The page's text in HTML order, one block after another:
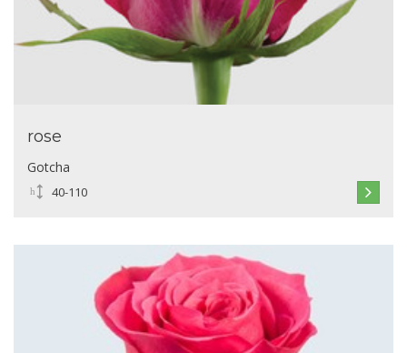
rose
Gotcha
40-110